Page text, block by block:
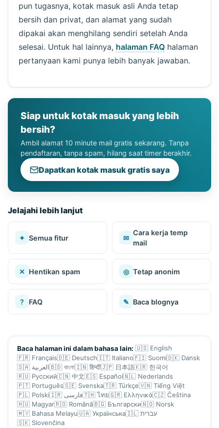
pun tugasnya, kotak masuk asli Anda tetap
bersih dan privat, dan alamat yang sudah
dipakai akan menghilang sendiri setelah Anda
selesai. Untuk hal lainnya, halaman FAQhalaman
pertanyaan kami punya lebih banyak jawaban.
Siap untuk kotak masuk yang lebih
bersih?
Ambil alamat 10 minute mail gratis sekarang. Tanpa
pendaftaran, tanpa spam, hilang saat timer berakhir.
Dapatkan kotak masuk gratis saya
Jelajahi lebih lanjut
✦ Semua fitur ✉
Cara kerja temp
mail
✕ Hentikan spam ◎ Tetap anonim
? FAQ ✎ Baca blognya
Baca halaman ini dalam bahasa lain: 🇺🇸 English
🇫🇷 Français🇩🇪 Deutsch🇮🇹 Italiano🇫🇮 Suomi🇩🇰 Dansk
🇸🇦 العربية🇧🇩 বাংলা🇮🇳 हिन्दी🇯🇵 日本語🇰🇷 한국어
🇷🇺 Русский🇨🇳 中文🇪🇸 Español🇳🇱 Nederlands
🇵🇹 Português🇸🇪 Svenska🇹🇷 Türkçe🇻🇳 Tiếng Việt
🇵🇱 Polski🇮🇷 فارسی🇹🇭ไทย🇬🇷 Ελληνικά🇨🇿 Čeština
🇭🇺 Magyar🇷🇴 Română🇧🇬 Български🇳🇴 Norsk
🇲🇾 Bahasa Melayu🇺🇦 Українська🇮🇱 עברית
🇸🇰 Slovenčina